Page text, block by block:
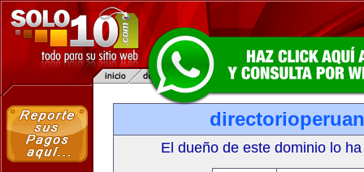
El dueño de este dominio lo